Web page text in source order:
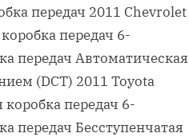
2011
в
передач 2011 Chevrolet
передач 6-
передач Автоматическая
(DCT) 2011 Toyota
передач 6-
передач Бесступенчатая